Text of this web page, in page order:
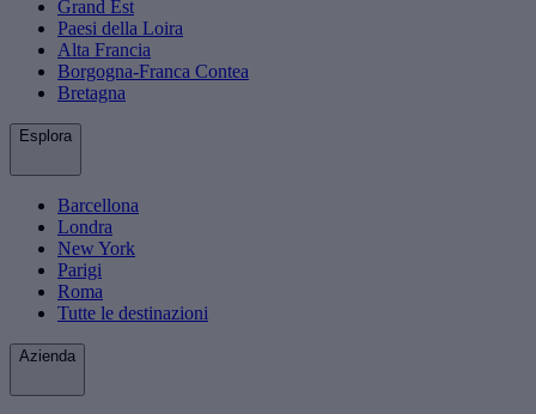
Grand Est
Paesi della Loira
Alta Francia
Borgogna-Franca Contea
Bretagna
Esplora
Barcellona
Londra
New York
Parigi
Roma
Tutte le destinazioni
Azienda